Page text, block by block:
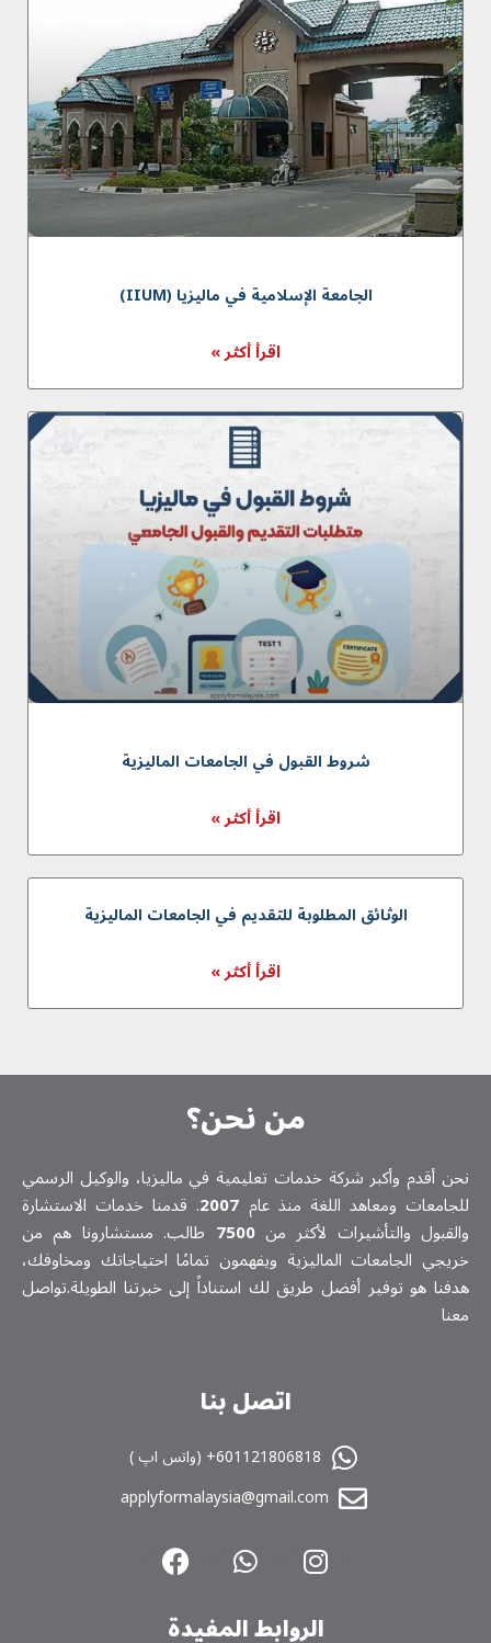
الجامعة الإسلامية في ماليزيا (IIUM)
اقرأ أكثر »
شروط القبول في الجامعات الماليزية
اقرأ أكثر »
الوثائق المطلوبة للتقديم في الجامعات الماليزية
اقرأ أكثر »
من نحن؟
نحن أقدم وأكبر شركة خدمات تعلیمیة في ماليزيا، والوكيل الرسمي
للجامعات ومعاهد اللغة منذ عام 2007. قدمنا خدمات الاستشارة
والقبول والتأشيرات لأكثر من7500 طالب. مستشارونا هم من
خريجي الجامعات الماليزية ويفهمون تمامًا احتياجاتك ومخاوفك،
هدفنا هو توفير أفضل طريق لك استناداً إلى خبرتنا الطويلة.تواصل
معنا
اتصل بنا
601121806818+ (واتس اپ )
applyformalaysia@gmail.com
الروابط المفیدة